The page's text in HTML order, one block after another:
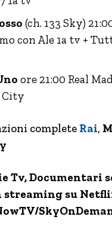
(ch. 133 Sky)
con Ale 1a tv +
ore 21:00 Real
City
complete Rai,
Tv, Documentari
su
/